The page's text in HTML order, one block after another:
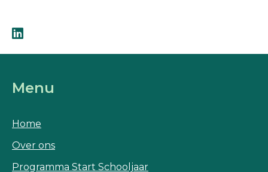
Menu
Home
Over ons
Programma Start Schooljaar